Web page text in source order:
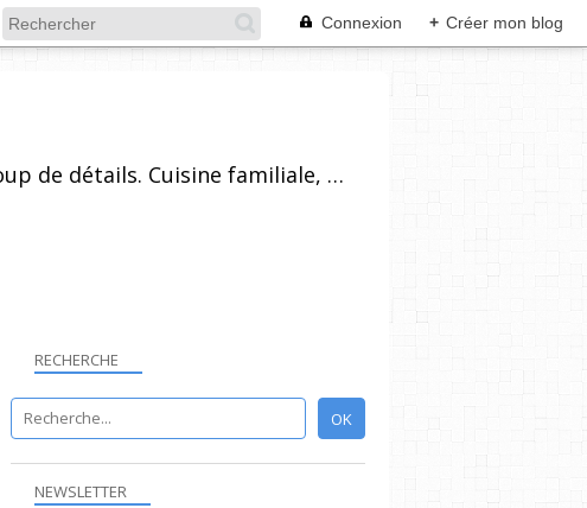
Connexion + Créer mon blog
Recettes de cuisine pour tout niveau, plus ou moins technique, avec beaucoup de détails. Cuisine familiale, simples dans l'ensemble et réalisables par un grand nombre de personnes. Vous pouvez vous inscrire à la newsletter, poser vos questions et laisser un commentaire.
FROMAGE
NEWSLETTER
RECHERCHE